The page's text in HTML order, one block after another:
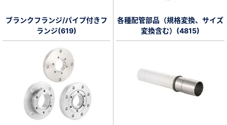
ブランクフランジ/パイプ付きフ
ランジ(619)
各種配管部品（規格変換、サイズ
変換含む）(4815)